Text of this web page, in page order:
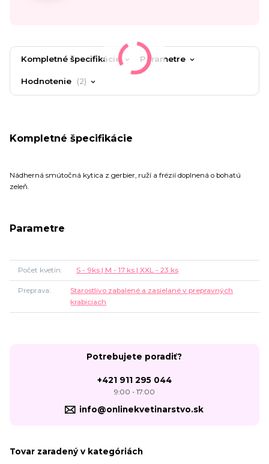
Kompletné špecifikácie Parametre
Hodnotenie 2
Kompletné špecifikácie
Nádherná smútočná kytica z gerbier, ruží a frézií doplnená o bohatú
zeleň.
Parametre
Počet kvetín S - 9ks | M - 17 ks | XXL - 23 ks
Preprava
Starostlivo zabalené a zasielané v prepravných
krabiciach
Potrebujete poradiť?
+421 911 295 044
9:00 - 17:00
info@onlinekvetinarstvo.sk
Tovar zaradený v kategóriách